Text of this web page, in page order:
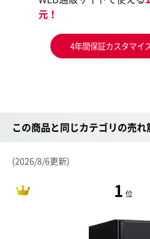
元！
4年間保証カスタマイ
この商品と同じカテゴリの売
(2026/8/6更新)
1 位